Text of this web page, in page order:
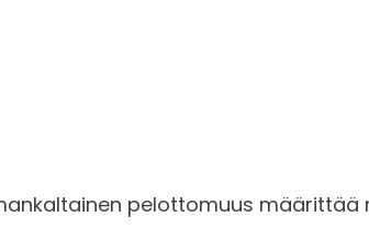
pelottomuus määrittää